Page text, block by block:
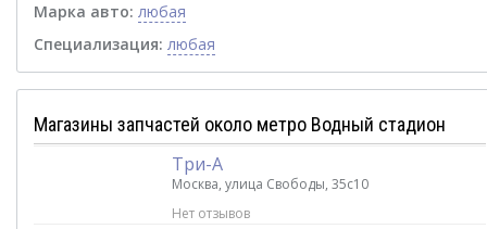
Марка авто: любая
Специализация: любая
Магазины запчастей около метро Водный стадион
Три-А
Москва, улица Свободы, 35с10
Нет отзывов